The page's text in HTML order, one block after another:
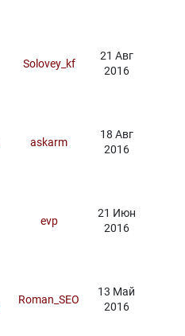
Solovey_kf
21 Авг
2016
askarm
18 Авг
2016
evp
21 Июн
2016
Roman_SEO
13 Май
2016